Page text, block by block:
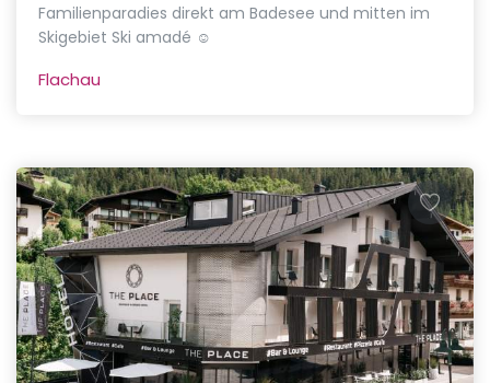
Familienparadies direkt am Badesee und mitten im
Skigebiet Ski amadé ☺
Flachau